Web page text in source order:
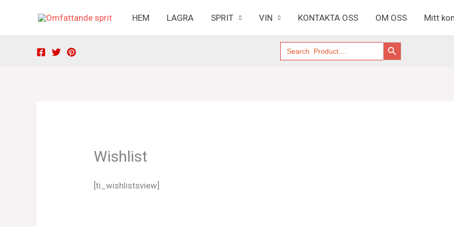
innehåll
HEM LAGRA SPRIT VIN KONTAKTA OSS OM OSS Mitt
Sök
efter:
SÖKKNAPP
Wishlist
[ti_wishlistsview]